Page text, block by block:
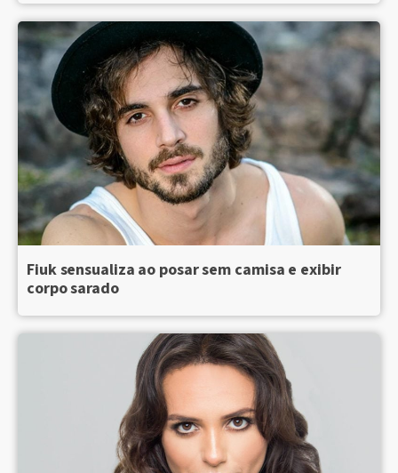
Fiuk sensualiza ao posar sem camisa e exibir
corpo sarado